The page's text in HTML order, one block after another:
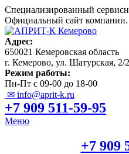
Специализированный
Официальный сайт компании.
Адрес:
650021 Кемеровская область
г. Кемерово, ул. Шатурская, 2/2
Режим работы:
Пн-Пт с 09-00 до 18-00
✉ info@aprit-k.ru
+7 909 511-59-95
Меню
+7 909